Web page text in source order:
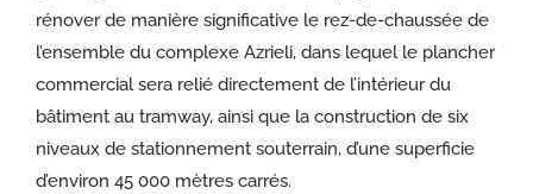
rénover de manière significative le rez-de-chaussée de
l’ensemble du complexe Azrieli, dans lequel le plancher
commercial sera relié directement de l’intérieur du
bâtiment au tramway, ainsi que la construction de six
niveaux de stationnement souterrain, d’une superficie
d’environ 45 000 mètres carrés.